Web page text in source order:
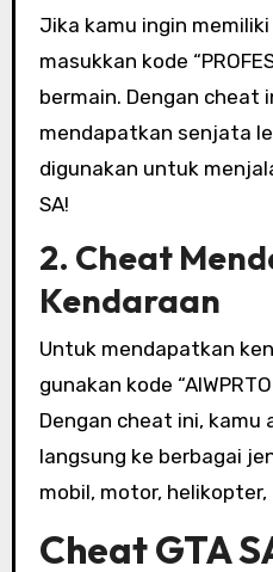
Jika kamu ingin
masukkan kode
bermain. Dengan cheat
mendapatkan senjata
digunakan untuk
SA!
2. Cheat
Kendaraan
Untuk mendapatkan
gunakan kode
Dengan cheat ini, kamu
langsung ke berbagai
mobil, motor,
Cheat GTA